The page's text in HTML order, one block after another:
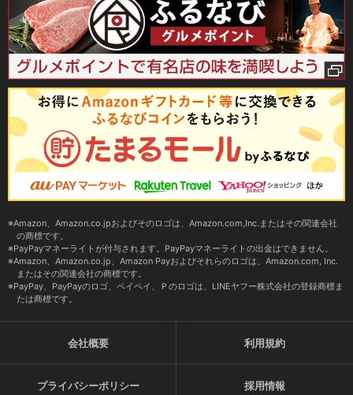
Amazon、Amazon.co.jpおよびそのロゴは、Amazon.com,Inc.またはその関連会社
の商標です。
PayPayマネーライトが付与されます。PayPayマネーライトの出金はできません。
Amazon、Amazon.co.jp、Amazon Payおよびそれらのロゴは、Amazon.com, Inc.
またはその関連会社の商標です。
PayPay、PayPayのロゴ、ペイペイ、Ｐのロゴは、LINEヤフー株式会社の登録商標ま
たは商標です。
会社概要 利用規約
プライバシーポリシー 採用情報